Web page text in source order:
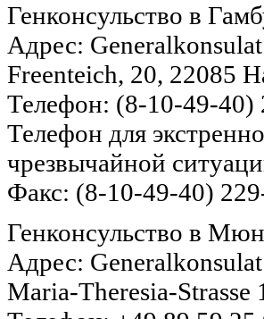
Генконсульство в
Адрес:
Freenteich, 20, 22085
Телефон: (8-10-49-40)
Телефон для
чрезвычайной
Факс: (8-10-49-40)
Генконсульство в
Адрес:
Maria-Theresia-